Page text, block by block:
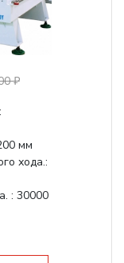
₽
мм
хода.:
: 30000